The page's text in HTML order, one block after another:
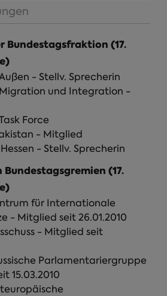
Bundestagsfraktion (17.
- Stellv. Sprecherin
und Integration -
Force
Afghanistan/Pakistan - Mitglied
- Stellv. Sprecherin
(17.
für Internationale
- Mitglied seit 26.01.2010
- Mitglied seit
Parlamentariergruppe
15.03.2010